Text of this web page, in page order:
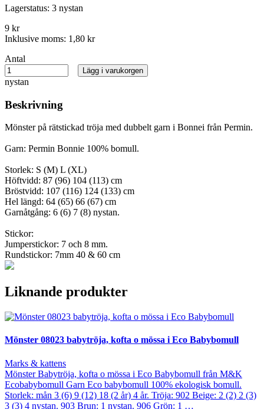
Lagerstatus: 3 nystan
9 kr
Inklusive moms: 1,80 kr
Antal
nystan
Lägg i varukorgen
Beskrivning
Mönster på rätstickad tröja med dubbelt garn i Bonnei från Permin.
Garn: Permin Bonnie 100% bomull.
Storlek: S (M) L (XL)
Höftvidd: 87 (96) 104 (113) cm
Bröstvidd: 107 (116) 124 (133) cm
Hel längd: 64 (65) 66 (67) cm
Garnåtgång: 6 (6) 7 (8) nystan.
Stickor:
Jumperstickor: 7 och 8 mm.
Rundstickor: 7mm 40 & 60 cm
Liknande produkter
Mönster 08023 babytröja, kofta o mössa i Eco Babybomull
Marks & kattens
Mönster Babytröja, kofta o mössa i Eco Babybomull från M&K
Ecobabybomull Garn Eco babybomull 100% ekologisk bomull.
Storlek: mån 3 (6) 9 (12) 18 (2 år) 4 år. Tröja: 902 Beige: 2 (2) 2 (3)
3 (3) 4 nystan. 903 Brun: 1 nystan. 906 Grön: 1 …